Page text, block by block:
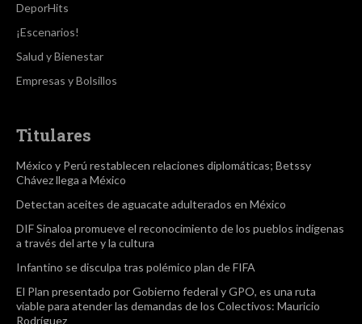
DeporHits
¡Escenarios!
Salud y Bienestar
Empresas y Bolsillos
Titulares
México y Perú restablecen relaciones diplomáticas; Betssy
Chávez llega a México
Detectan aceites de aguacate adulterados en México
DIF Sinaloa promueve el reconocimiento de los pueblos indígenas
a través del arte y la cultura
Infantino se disculpa tras polémico plan de FIFA
El Plan presentado por Gobierno federal y GPO, es una ruta
viable para atender las demandas de los Colectivos: Mauricio
Rodríguez